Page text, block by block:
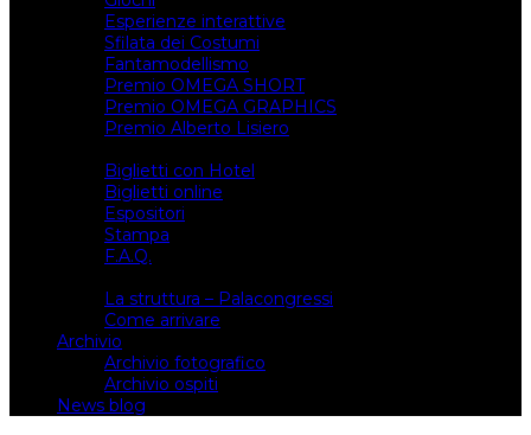
Esperienze interattive
Sfilata dei Costumi
Fantamodellismo
Premio OMEGA SHORT
Premio OMEGA GRAPHICS
Premio Alberto Lisiero
Biglietti con Hotel
Biglietti online
Espositori
Stampa
F.A.Q.
La struttura – Palacongressi
Come arrivare
Archivio
Archivio fotografico
Archivio ospiti
News blog